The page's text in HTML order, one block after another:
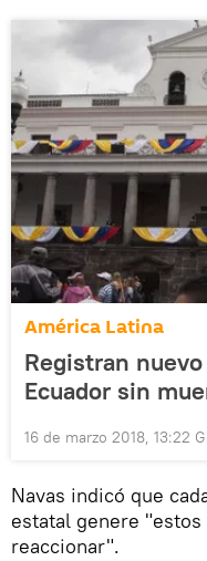
América Latina
Registran
Ecuador sin
16 de marzo 2018, 13:22
Navas indicó que
estatal genere
reaccionar".